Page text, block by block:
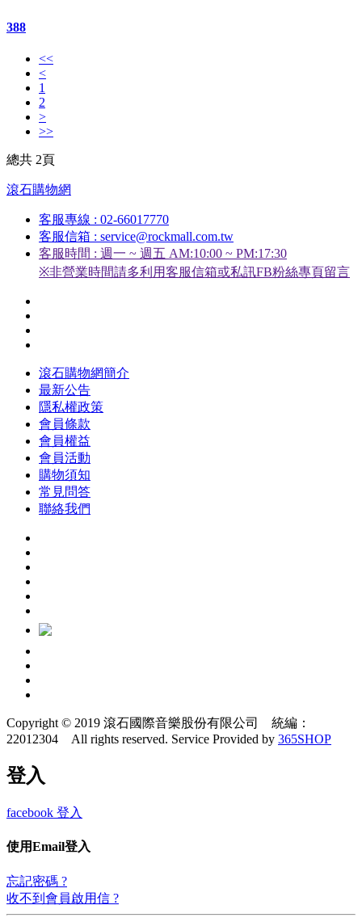
388
<<
<
1
2
>
>>
總共 2頁
滾石購物網
客服專線 : 02-66017770
客服信箱 : service@rockmall.com.tw
客服時間 : 週一 ~ 週五 AM:10:00 ~ PM:17:30
※非營業時間請多利用客服信箱或私訊FB粉絲專頁留言
滾石購物網簡介
最新公告
隱私權政策
會員條款
會員權益
會員活動
購物須知
常見問答
聯絡我們
Copyright © 2019 滾石國際音樂股份有限公司 統編：
22012304 All rights reserved. Service Provided by 365SHOP
登入
facebook 登入
使用Email登入
忘記密碼 ?
收不到會員啟用信 ?